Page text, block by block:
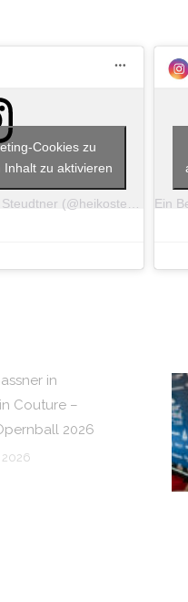
Cookies zu
zu aktivieren
in
Couture –
2026
2026